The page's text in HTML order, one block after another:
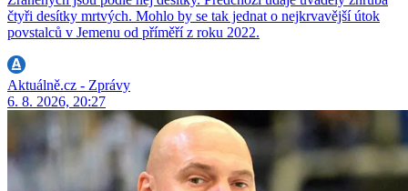
čtyři desítky mrtvých. Mohlo by se tak jednat o nejkrvavější útok
povstalců v Jemenu od příměří z roku 2022.
Aktuálně.cz - Zprávy
6. 8. 2026, 20:27